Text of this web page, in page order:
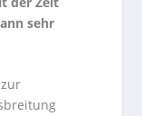
sehr